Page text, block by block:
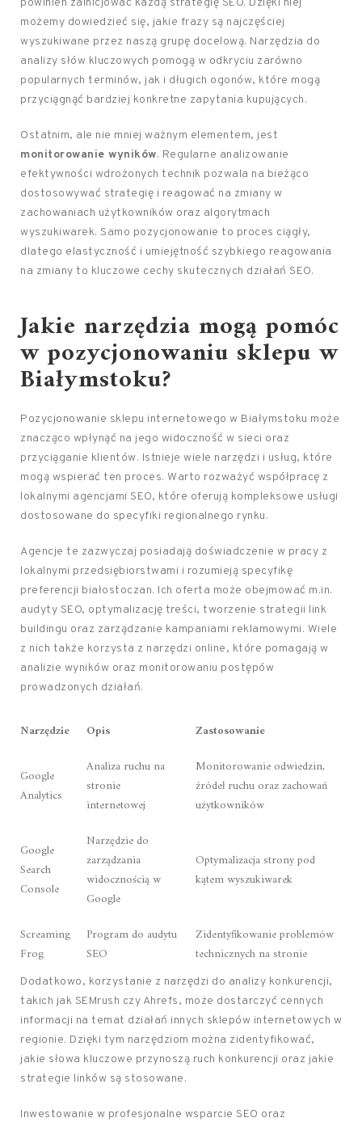
powinien zainicjować każdą strategię SEO. Dzięki niej
możemy dowiedzieć się, jakie frazy są najczęściej
wyszukiwane przez naszą grupę docelową. Narzędzia do
analizy słów kluczowych pomogą w odkryciu zarówno
popularnych terminów, jak i długich ogonów, które mogą
przyciągnąć bardziej konkretne zapytania kupujących.
Ostatnim, ale nie mniej ważnym elementem, jest
monitorowanie wyników. Regularne analizowanie
efektywności wdrożonych technik pozwala na bieżąco
dostosowywać strategię i reagować na zmiany w
zachowaniach użytkowników oraz algorytmach
wyszukiwarek. Samo pozycjonowanie to proces ciągły,
dlatego elastyczność i umiejętność szybkiego reagowania
na zmiany to kluczowe cechy skutecznych działań SEO.
Jakie narzędzia mogą pomóc
w pozycjonowaniu sklepu w
Białymstoku?
Pozycjonowanie sklepu internetowego w Białymstoku może
znacząco wpłynąć na jego widoczność w sieci oraz
przyciąganie klientów. Istnieje wiele narzędzi i usług, które
mogą wspierać ten proces. Warto rozważyć współpracę z
lokalnymi agencjami SEO, które oferują kompleksowe usługi
dostosowane do specyfiki regionalnego rynku.
Agencje te zazwyczaj posiadają doświadczenie w pracy z
lokalnymi przedsiębiorstwami i rozumieją specyfikę
preferencji białostoczan. Ich oferta może obejmować m.in.
audyty SEO, optymalizację treści, tworzenie strategii link
buildingu oraz zarządzanie kampaniami reklamowymi. Wiele
z nich także korzysta z narzędzi online, które pomagają w
analizie wyników oraz monitorowaniu postępów
prowadzonych działań.
Narzędzie Opis Zastosowanie
Google
Analytics
Analiza ruchu na
stronie
internetowej
Monitorowanie odwiedzin,
źródeł ruchu oraz zachowań
użytkowników
Google
Search
Console
Narzędzie do
zarządzania
widocznością w
Google
Optymalizacja strony pod
kątem wyszukiwarek
Screaming
Frog
Program do audytu
SEO
Zidentyfikowanie problemów
technicznych na stronie
Dodatkowo, korzystanie z narzędzi do analizy konkurencji,
takich jak SEMrush czy Ahrefs, może dostarczyć cennych
informacji na temat działań innych sklepów internetowych w
regionie. Dzięki tym narzędziom można zidentyfikować,
jakie słowa kluczowe przynoszą ruch konkurencji oraz jakie
strategie linków są stosowane.
Inwestowanie w profesjonalne wsparcie SEO oraz